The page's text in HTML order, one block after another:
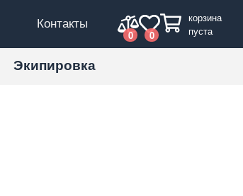
Контакты
0 0
корзина
пуста
Экипировка